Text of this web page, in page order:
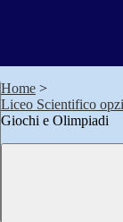
Home >
Liceo Scientifico
Giochi e Olimpiadi